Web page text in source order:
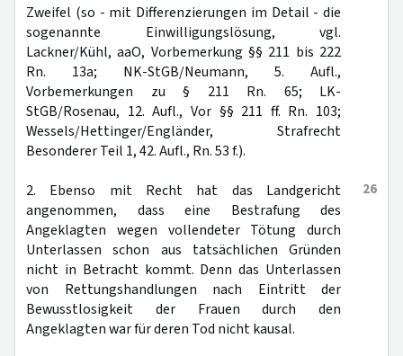
Zweifel (so - mit Differenzierungen im Detail - die
sogenannte Einwilligungslösung, vgl.
Lackner/Kühl, aaO, Vorbemerkung §§ 211 bis 222
Rn. 13a; NK-StGB/Neumann, 5. Aufl.,
Vorbemerkungen zu § 211 Rn. 65; LK-
StGB/Rosenau, 12. Aufl., Vor §§ 211 ff. Rn. 103;
Wessels/Hettinger/Engländer, Strafrecht
Besonderer Teil 1, 42. Aufl., Rn. 53 f.).
26
2. Ebenso mit Recht hat das Landgericht
angenommen, dass eine Bestrafung des
Angeklagten wegen vollendeter Tötung durch
Unterlassen schon aus tatsächlichen Gründen
nicht in Betracht kommt. Denn das Unterlassen
von Rettungshandlungen nach Eintritt der
Bewusstlosigkeit der Frauen durch den
Angeklagten war für deren Tod nicht kausal.